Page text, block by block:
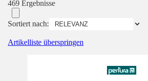
469 Ergebnisse
Sortiert nach:
Artikelliste überspringen